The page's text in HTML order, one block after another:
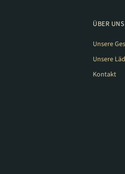
ÜBER UNS
Unsere
Unsere
Kontakt